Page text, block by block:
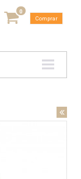
0
Comprar